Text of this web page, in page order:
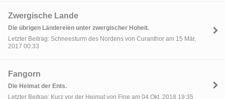
Zwergische Lande
Die übrigen Ländereien unter zwergischer Hoheit.
Letzter Beitrag: Schneesturm des Nordens von Curanthor am 15 Mär,
2017 00:33
Fangorn
Die Heimat der Ents.
Letzter Beitrag: Kurz vor der Heimat von Fine am 04 Okt, 2018 19:35